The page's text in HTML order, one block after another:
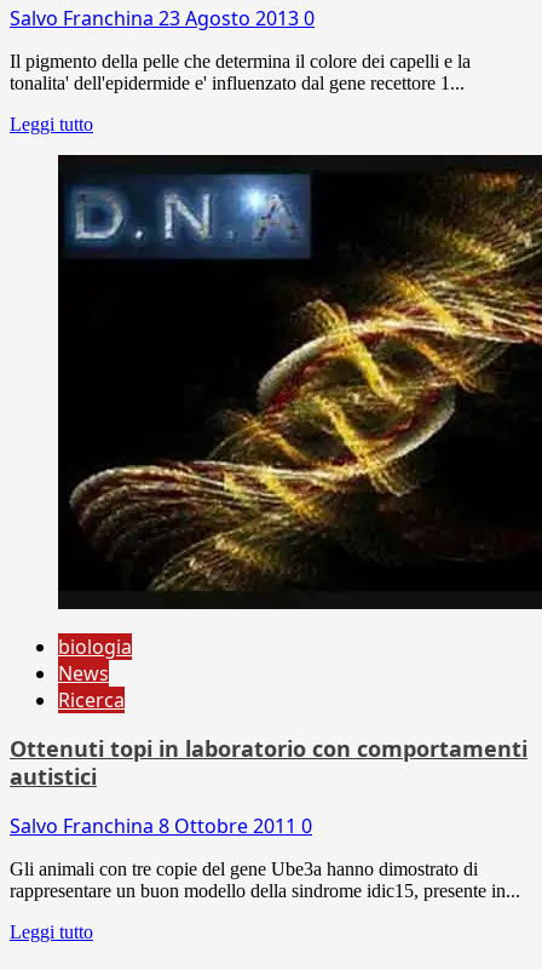
Salvo Franchina 23 Agosto 20130
Il pigmento della pelle che determina il colore dei capelli e la
tonalita' dell'epidermide e' influenzato dal gene recettore 1...
Leggi tutto
biologia
News
Ricerca
Ottenuti topi in laboratorio con comportamenti
autistici
Salvo Franchina 8 Ottobre 2011 0
Gli animali con tre copie del gene Ube3a hanno dimostrato di
rappresentare un buon modello della sindrome idic15, presente in...
Leggi tutto